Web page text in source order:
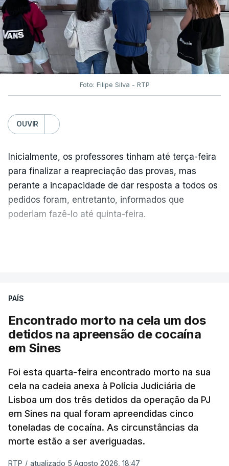
Foto: Filipe Silva - RTP
OUVIR
Inicialmente, os professores tinham até terça-feira
para finalizar a reapreciação das provas, mas
perante a incapacidade de dar resposta a todos os
pedidos foram, entretanto, informados que
poderiam fazê-lo até quinta-feira.
No domingo, estavam concluídos cerca de 50 por
cento dos mais de 20 mil pedidos de reapreciação,
mas Cristina Mota, porta-voz da Missão Escola
Pública, tem dúvidas de que o processo esteja
"Durante o fim de semana e nos últimos dias,
apercebamo-nos que ainda estão a ser
convocados professores para reapreciações"
disse a professora à agência Lusa."Será
praticamente impossível termos a totalidade
PAÍS
Encontrado morto na cela um dos
detidos na apreensão de cocaína
em Sines
Foi esta quarta-feira encontrado morto na sua
cela na cadeia anexa à Polícia Judiciária de
Lisboa um dos três detidos da operação da PJ
em Sines na qual foram apreendidas cinco
toneladas de cocaína. As circunstâncias da
morte estão a ser averiguadas.
RTP / atualizado 5 Agosto 2026, 18:47